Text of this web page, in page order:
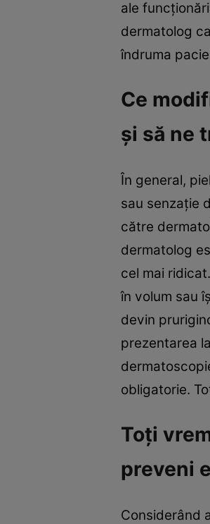
ale
dermatolog
îndruma
Ce
şi să ne
În general,
sau senzaţie
către
dermatolog
cel mai
în volum sau
devin
prezentarea
obligatorie.
Toţi
preveni
Considerând